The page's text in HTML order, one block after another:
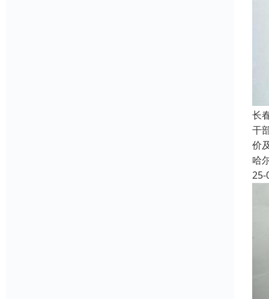
长
干
价
哈
25-